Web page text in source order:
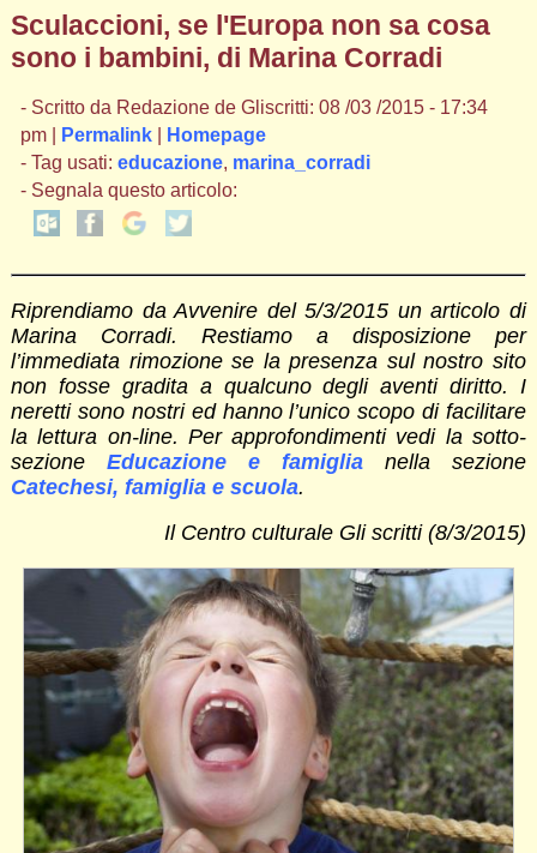
Sculaccioni, se l'Europa non sa cosa
sono i bambini, di Marina Corradi
- Scritto da Redazione de Gliscritti: 08 /03 /2015 - 17:34
pm |
Permalink|
Homepage
- Tag usati: educazione, marina_corradi
- Segnala questo articolo:
Riprendiamo da Avvenire del 5/3/2015 un articolo di
Marina Corradi. Restiamo a disposizione per
l’immediata rimozione se la presenza sul nostro sito
non fosse gradita a qualcuno degli aventi diritto. I
neretti sono nostri ed hanno l’unico scopo di facilitare
la lettura on-line. Per approfondimenti vedi la sotto-
sezione Educazione e famiglianella sezione
Catechesi, famiglia e scuola.
Il Centro culturale Gli scritti (8/3/2015)